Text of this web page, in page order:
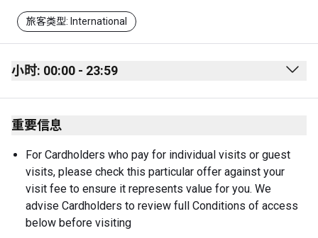
旅客类型: International
小时: 00:00 - 23:59
Monday 00:00 - 23:59
Tuesday
Wednesday 00:00 - 23:59
Thursday 00:00 - 23:59
Friday 00:00 - 23:59
Saturday
重要信息
For Cardholders who pay for individual visits or guest
visits, please check this particular offer against your
visit fee to ensure it represents value for you. We
advise Cardholders to review full Conditions of access
below before visiting